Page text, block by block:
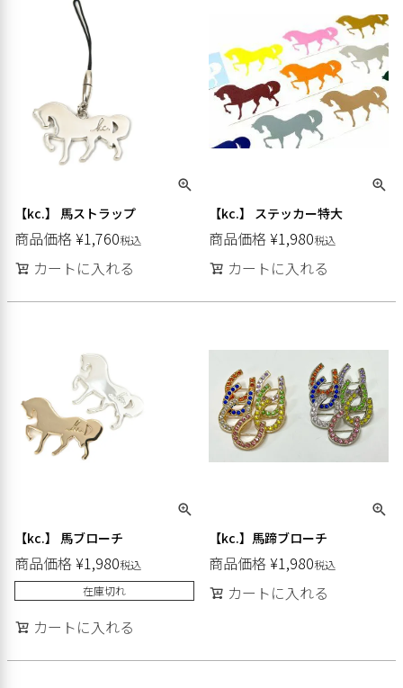
【kc.】 馬ストラップ
商品価格 ¥1,760税込
カートに入れる
【kc.】 ステッカー特大
商品価格 ¥1,980税込
カートに入れる
【kc.】 馬ブローチ
商品価格 ¥1,980税込
在庫切れ
カートに入れる
【kc.】馬蹄ブローチ
商品価格 ¥1,980税込
カートに入れる